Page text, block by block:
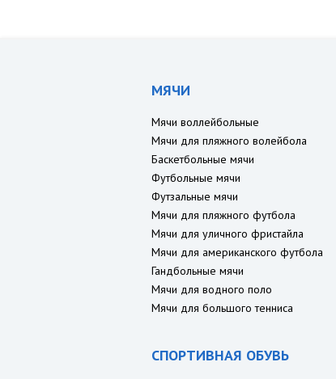
МЯЧИ
Мячи воллейбольные
Мячи для пляжного волейбола
Баскетбольные мячи
Футбольные мячи
Футзальные мячи
Мячи для пляжного футбола
Мячи для уличного фристайла
Мячи для американского футбола
Гандбольные мячи
Мячи для водного поло
Мячи для большого тенниса
СПОРТИВНАЯ ОБУВЬ